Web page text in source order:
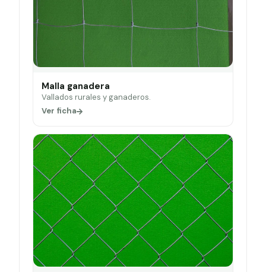
Malla ganadera
Vallados rurales y ganaderos.
Ver ficha